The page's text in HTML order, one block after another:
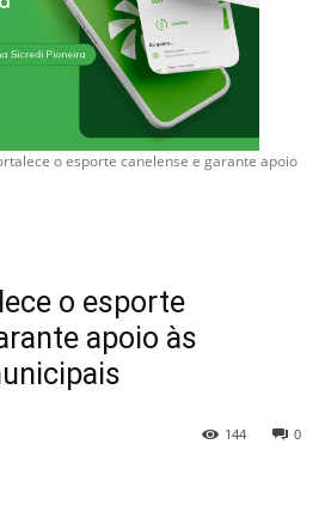
o esporte canelense e garante apoio
o esporte
apoio às
0
144